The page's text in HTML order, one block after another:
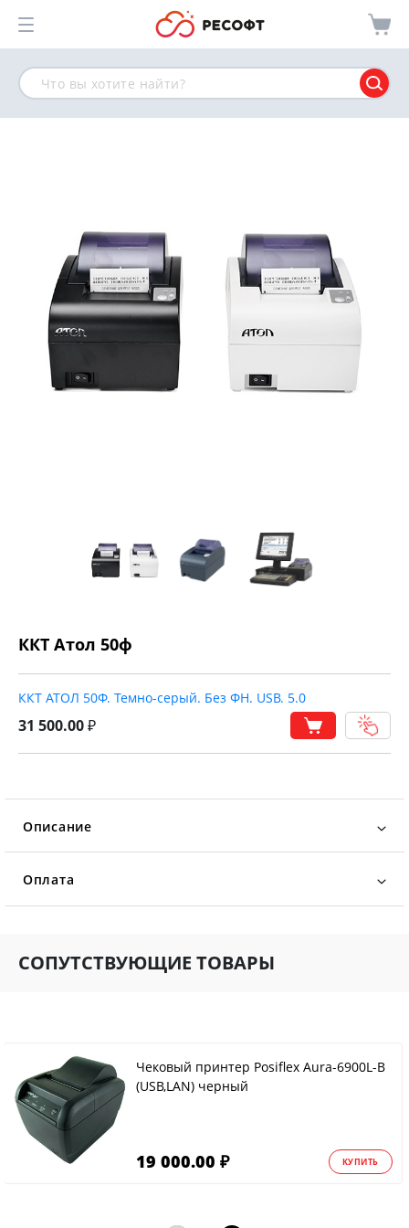
ККТ Атол 50ф
ККТ АТОЛ 50Ф. Темно-серый. Без ФН. USB. 5.0
31 500.00₽
Описание
Оплата
СОПУТСТВУЮЩИЕ ТОВАРЫ
Чековый принтер Posiflex Aura-6900L-B
(USB,LAN) черный
19 000.00 ₽ КУПИТЬ